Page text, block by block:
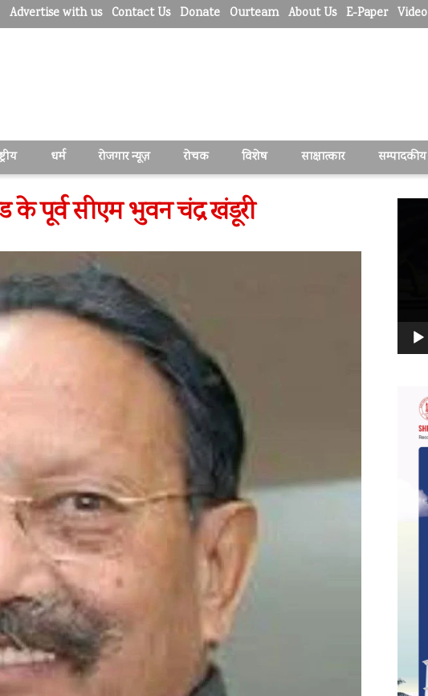
Advertise with us Contact Us Donate Ourteam About Us E-Paper Video
धर्म रोजगार न्यूज़ रोचक विशेष साक्षात्कार सम्पादकीय
के पूर्व सीएम भुवन चंद्र खंडूरी